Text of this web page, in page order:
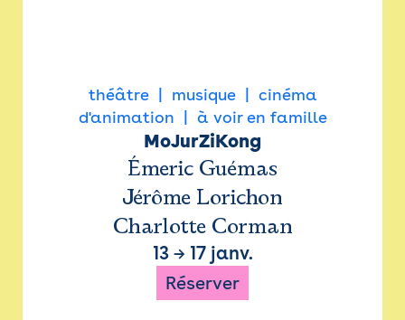
théâtre musique
cinéma
d'animation
à voir en famille
MoJurZiKong
Émeric Guémas
Jérôme Lorichon
Charlotte Corman
13→ 17 janv.
Réserver